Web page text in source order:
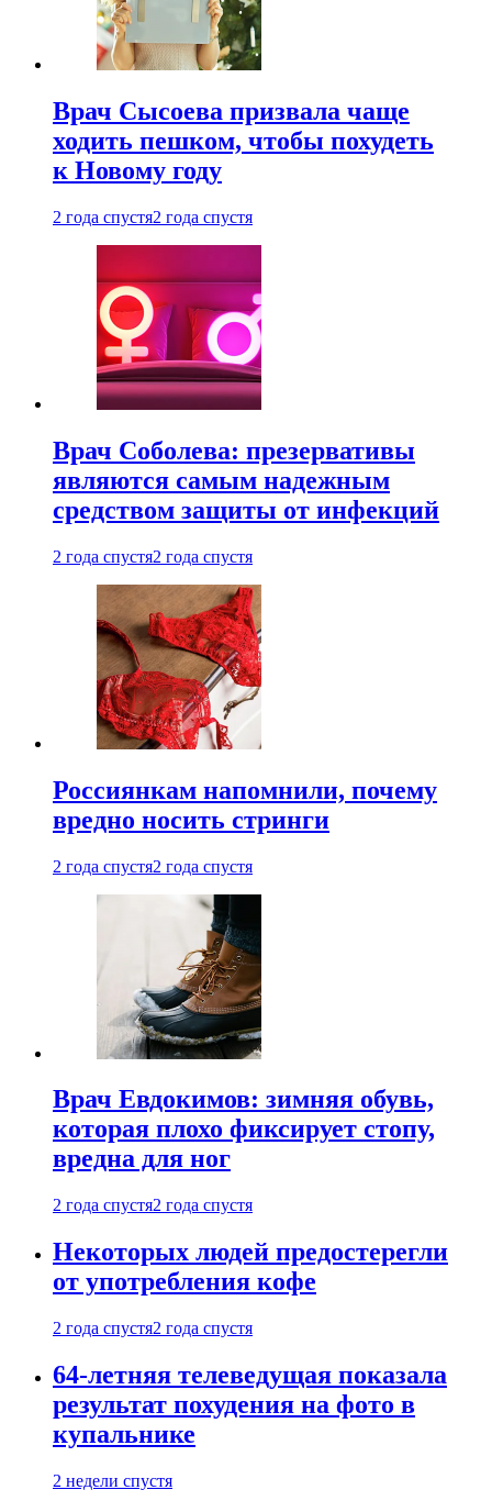
Врач Сысоева призвала чаще
ходить пешком, чтобы похудеть
к Новому году
2 года спустя2 года спустя
Врач Соболева: презервативы
являются самым надежным
средством защиты от инфекций
2 года спустя2 года спустя
Россиянкам напомнили, почему
вредно носить стринги
2 года спустя2 года спустя
Врач Евдокимов: зимняя обувь,
которая плохо фиксирует стопу,
вредна для ног
2 года спустя2 года спустя
Некоторых людей предостерегли
от употребления кофе
2 года спустя2 года спустя
64-летняя телеведущая показала
результат похудения на фото в
купальнике
2 недели спустя